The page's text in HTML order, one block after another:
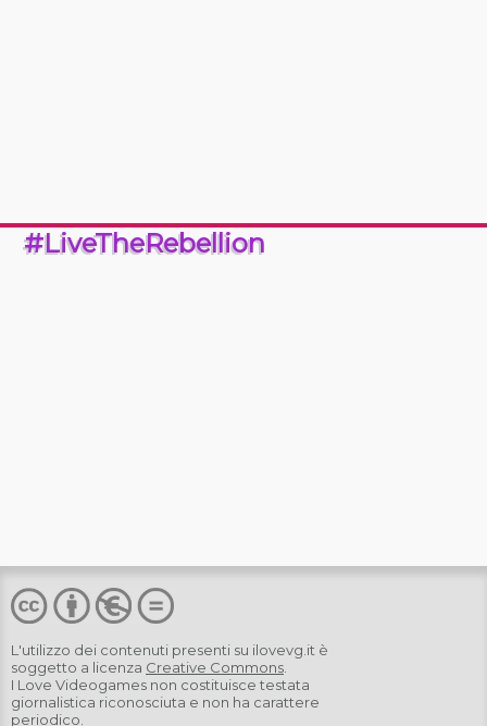
#LiveTheRebellion
L'utilizzo dei contenuti presenti su ilovevg.it è
soggetto a licenza Creative Commons.
I Love Videogames non costituisce testata
giornalistica riconosciuta e non ha carattere
periodico.